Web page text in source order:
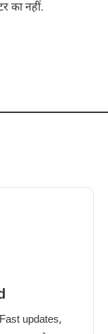
का नहीं.
updates,